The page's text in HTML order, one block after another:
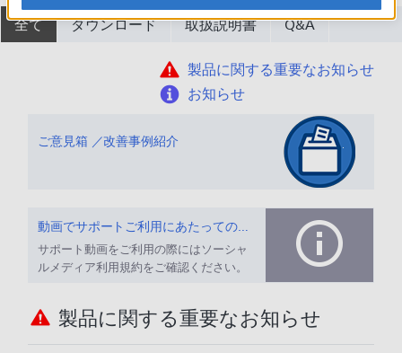
全て ダウンロード 取扱説明書 Q&A
製品に関する重要なお知らせ
お知らせ
ご意見箱 ／改善事例紹介
動画でサポートご利用にあたってのお願い
サポート動画をご利用の際にはソーシャ
ルメディア利用規約をご確認ください。
製品に関する重要なお知らせ